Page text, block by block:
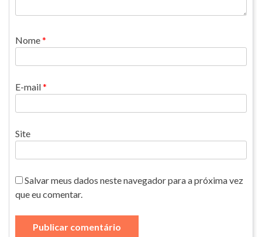
Nome*
E-mail*
Site
Salvar meus dados neste navegador para a próxima vez
que eu comentar.